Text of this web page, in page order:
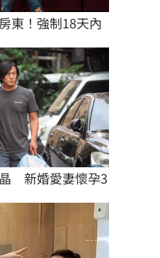
東！強制18天內
　新婚愛妻懷孕3